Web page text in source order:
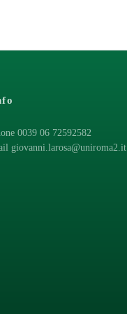
0039 06 72592582
giovanni.larosa@uniroma2.it